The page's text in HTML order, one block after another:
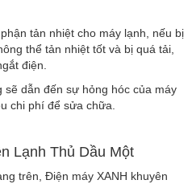
tản nhiệt cho máy lạnh, nếu bị
thể tản nhiệt tốt và bị quá tải,
điện.
sẽ dẫn đến sự hỏng hóc của máy
chi phí để sửa chữa.
Lạnh Thủ Dầu Một
trên, Điện máy XANH khuyên